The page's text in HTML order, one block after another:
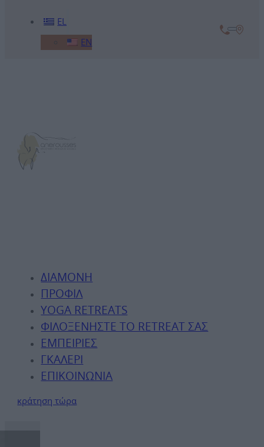
EL
EN
ΔΙΑΜΟΝΉ
ΠΡΟΦΊΛ
YOGA RETREATS
ΦΙΛΟΞΕΝΉΣΤΕ ΤΟ RETREAT ΣΑΣ
ΕΜΠΕΙΡΊΕΣ
ΓΚΑΛΕΡΊ
ΕΠΙΚΟΙΝΩΝΊΑ
κράτηση τώρα